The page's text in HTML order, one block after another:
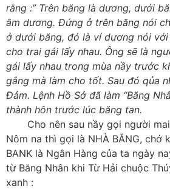
rằng :” Trên băng là dương, dưới
âm dương. Đứng ở trên băng nói
ở dưới băng, đó là ví dương nói
cho trai gái lấy nhau. Ông sẽ là
gái lấy nhau trong mùa nầy trước
gắng mà làm cho tốt. Sau đó qủa
Đảm. Lệnh Hồ Sở đã làm “Băng
thành hôn trước lúc băng tan.
Cho nên sau nầy gọi người mai
Nôm na thì gọi là NHÀ BĂNG, chớ
BANK là Ngân Hàng của ta ngày
từ Băng Nhân khi Từ Hải chuộc
xanh :